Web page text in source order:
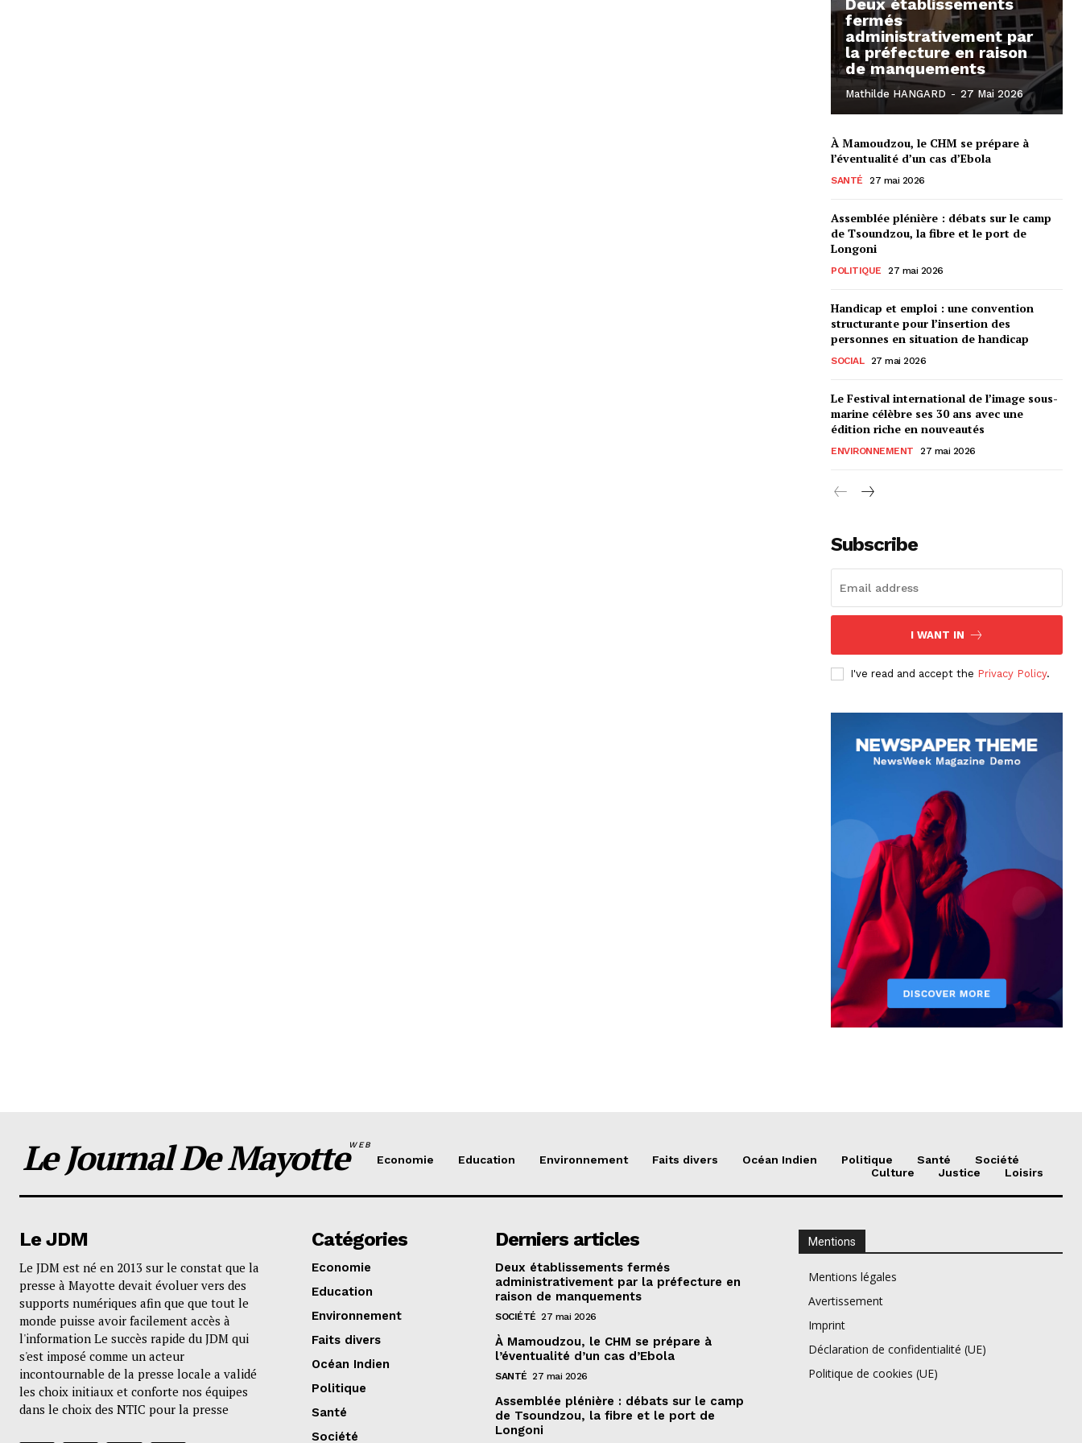
fermés
administrativement par
la préfecture en raison
de manquements
Mathilde HANGARD - 27 Mai 2026
À Mamoudzou, le CHM se prépare à
l’éventualité d’un cas d’Ebola
SANTÉ 27 mai 2026
Assemblée plénière : débats sur le camp
de Tsoundzou, la fibre et le port de
Longoni
POLITIQUE 27 mai 2026
Handicap et emploi : une convention
structurante pour l’insertion des
personnes en situation de handicap
SOCIAL 27 mai 2026
Le Festival international de l’image sous-
marine célèbre ses 30 ans avec une
édition riche en nouveautés
ENVIRONNEMENT 27 mai 2026
Subscribe
I WANT IN
I've read and accept the Privacy Policy.
Le Journal De MayotteWEB
Economie Education Environnement Faits divers Océan Indien Politique Santé
Société
Culture
Justice Loisirs
Le JDM
Le JDM est né en 2013 sur le constat que la
presse à Mayotte devait évoluer vers des
supports numériques afin que que tout le
monde puisse avoir facilement accès à
l'information Le succès rapide du JDM qui
s'est imposé comme un acteur
incontournable de la presse locale a validé
les choix initiaux et conforte nos équipes
dans le choix des NTIC pour la presse
Catégories
Economie
Education
Environnement
Faits divers
Océan Indien
Politique
Santé
Société
Derniers articles
Deux établissements fermés
administrativement par la préfecture en
raison de manquements
SOCIÉTÉ 27 mai 2026
À Mamoudzou, le CHM se prépare à
l’éventualité d’un cas d’Ebola
SANTÉ 27 mai 2026
Assemblée plénière : débats sur le camp
de Tsoundzou, la fibre et le port de
Longoni
Mentions
Mentions légales
Avertissement
Imprint
Déclaration de confidentialité (UE)
Politique de cookies (UE)